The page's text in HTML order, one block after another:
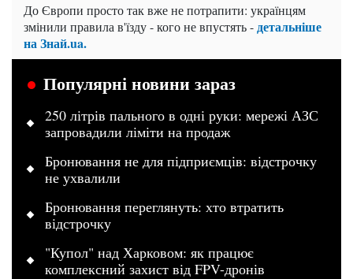
До Європи просто так вже не потрапити: українцям
змінили правила в'їзду - кого не впустять -детальніше
на Знай.ua.
Популярні новини зараз
250 літрів пального в одні руки: мережі АЗС
запровадили ліміти на продаж
Бронювання не для підприємців: відстрочку
не ухвалили
Бронювання переглянуть: хто втратить
відстрочку
"Купол" над Харковом: як працює
комплексний захист від FPV-дронів